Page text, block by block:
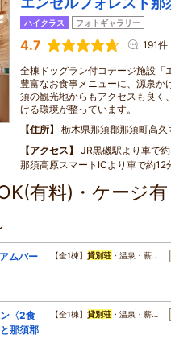
ハイクラス フォトギャラリー
4.7 191件
全棟ドッグラン付コテージ施設「
豊富なお食事メニューに、源泉か
須の観光地からもアクセスも良く
ける環境が整っています。
住所
栃木県那須郡那須町高
アクセス
JR黒磯駅より車で
那須高原スマートICより車で約12
有料)・ケージ
ムバー
【全1棟】貸別荘 ・温泉・薪…
〈2食
那須郡
【全1棟】貸別荘 ・温泉・薪…